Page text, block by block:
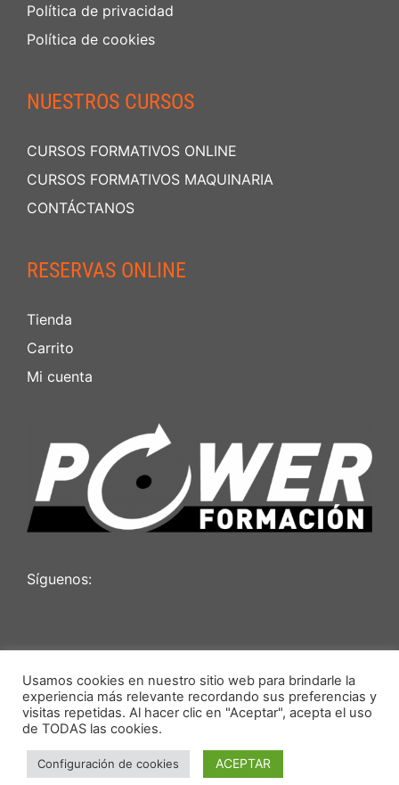
Política de privacidad
Política de cookies
NUESTROS CURSOS
CURSOS FORMATIVOS ONLINE
CURSOS FORMATIVOS MAQUINARIA
CONTÁCTANOS
RESERVAS ONLINE
Tienda
Carrito
Mi cuenta
Síguenos:
Diseño web
© 2026 Power Formacion - Cursos de maquinaria de
elevación y movimiento de tierra en Valladolid
Artículo añadido al carrito.
0 artículos -0,00€
Finalizar Compra
Usamos cookies en nuestro sitio web para brindarle la
experiencia más relevante recordando sus preferencias y
visitas repetidas. Al hacer clic en "Aceptar", acepta el uso
de TODAS las cookies.
Configuración de cookies ACEPTAR